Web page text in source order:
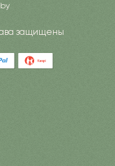
защищены